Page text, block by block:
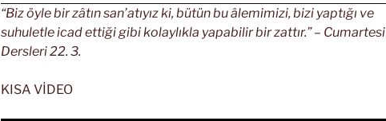
“Biz öyle bir zâtın san’atıyız ki, bütün bu âlemimizi, bizi yaptığı ve
suhuletle icad ettiği gibi kolaylıkla yapabilir bir zattır.” – Cumartesi
Dersleri 22. 3.
KISA VİDEO